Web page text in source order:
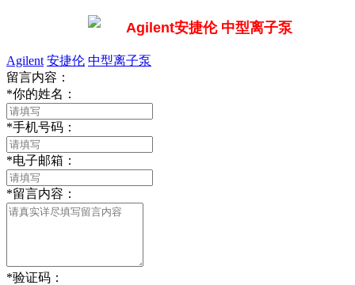
Agilent 安捷伦 中型离子泵
留言内容：
*你的姓名：
*手机号码：
*电子邮箱：
*留言内容：
*验证码：